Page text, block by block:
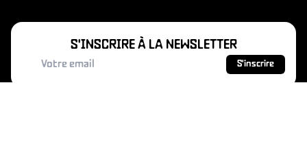
S'INSCRIRE À LA NEWSLETTER
S'inscrire